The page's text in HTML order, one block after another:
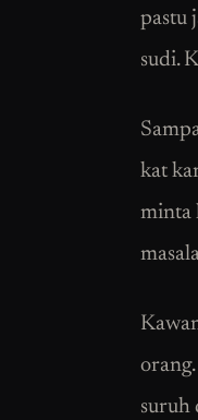
pastu
sudi.
kat
minta
suruh